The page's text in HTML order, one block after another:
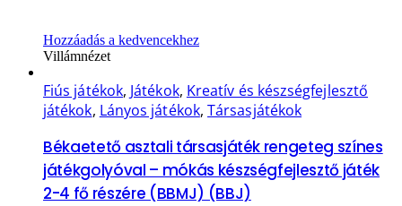
Hozzáadás a kedvencekhez
Villámnézet
Fiús játékok, Játékok, Kreatív és készségfejlesztő
játékok, Lányos játékok,Társasjátékok
Békaetető asztali társasjáték rengeteg színes
játékgolyóval – mókás készségfejlesztő játék
2-4 fő részére (BBMJ) (BBJ)